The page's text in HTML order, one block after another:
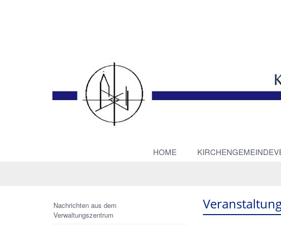
HOME
Nachrichten aus dem
Verwaltungszentrum